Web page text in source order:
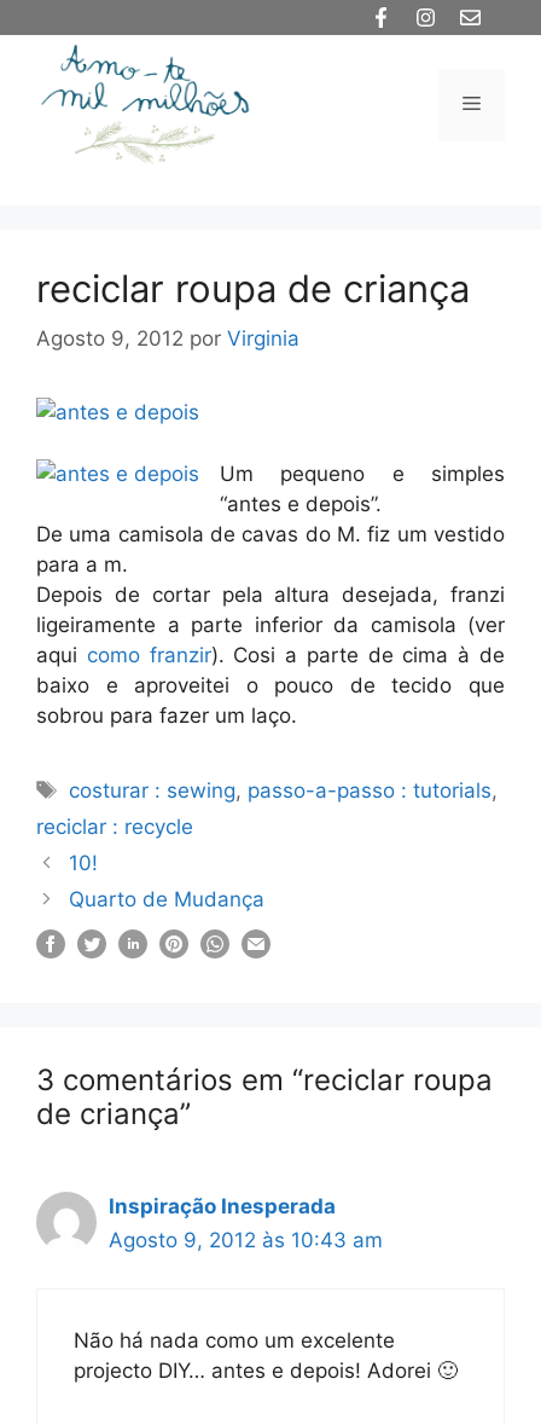
conteúdo
Menu
reciclar roupa de criança
Agosto 9, 2012 por Virginia
Um pequeno e simples
“antes e depois”.
De uma camisola de cavas do M. fiz um vestido
para a m.
Depois de cortar pela altura desejada, franzi
ligeiramente a parte inferior da camisola (ver
aqui como franzir). Cosi a parte de cima à de
baixo e aproveitei o pouco de tecido que
sobrou para fazer um laço.
Etiquetas
costurar : sewing, passo-a-passo : tutorials,
reciclar : recycle
10!
Quarto de Mudança
3 comentários em “reciclar roupa
de criança”
Inspiração Inesperada
Agosto 9, 2012 às 10:43 am
Não há nada como um excelente
projecto DIY… antes e depois! Adorei 🙂